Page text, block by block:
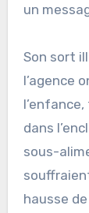
un
Son sort
l’agence
dans
sous-
hausse